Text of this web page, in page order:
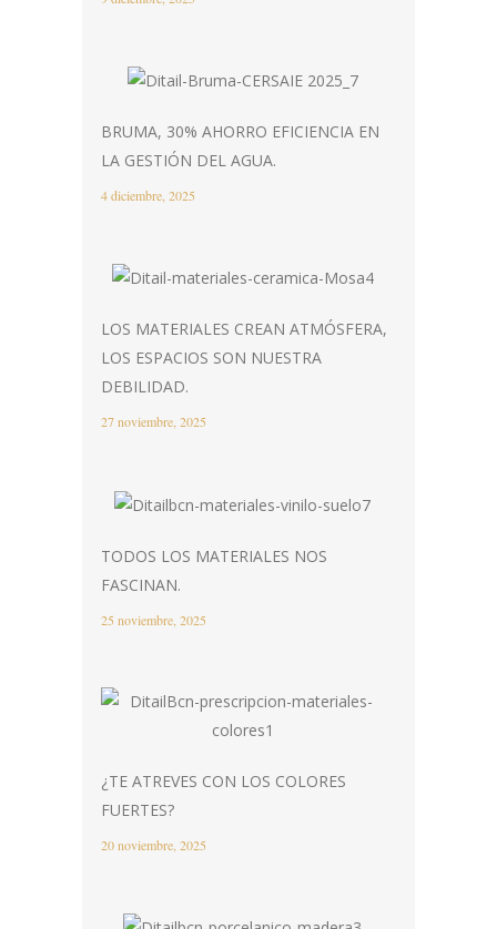
BRUMA, 30% AHORRO EFICIENCIA EN
LA GESTIÓN DEL AGUA.
4 diciembre, 2025
LOS MATERIALES CREAN ATMÓSFERA,
LOS ESPACIOS SON NUESTRA
DEBILIDAD.
27 noviembre, 2025
TODOS LOS MATERIALES NOS
FASCINAN.
25 noviembre, 2025
¿TE ATREVES CON LOS COLORES
FUERTES?
20 noviembre, 2025